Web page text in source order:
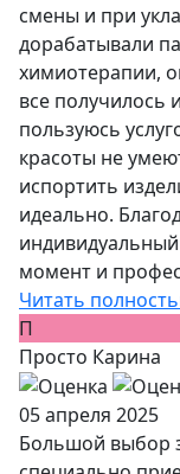
смены и при
дорабатывали
химиотерапии,
все получилось
пользуюсь
красоты не
испортить
идеально.
индивидуальный
момент и
Читать
П
Просто Карина
05 апреля 2025
Большой выбор